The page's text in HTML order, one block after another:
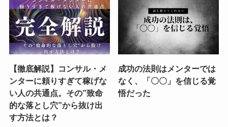
【徹底解説】コンサル・メ
ンターに頼りすぎて稼げな
い人の共通点。その”致命
的な落とし穴”から抜け出
す方法とは？
成功の法則はメンターでは
なく、「〇〇」を信じる覚
悟だった